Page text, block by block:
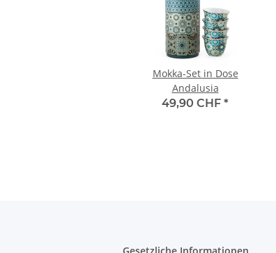
Mokka-Set in Dose
Andalusia
49,90 CHF *